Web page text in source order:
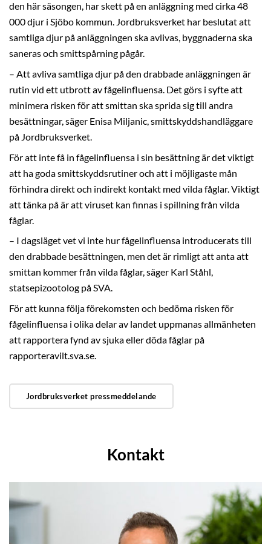
den här säsongen, har skett på en anläggning med cirka 48
000 djur i Sjöbo kommun. Jordbruksverket har beslutat att
samtliga djur på anläggningen ska avlivas, byggnaderna ska
saneras och smittspårning pågår.
– Att avliva samtliga djur på den drabbade anläggningen är
rutin vid ett utbrott av fågelinfluensa. Det görs i syfte att
minimera risken för att smittan ska sprida sig till andra
besättningar, säger Enisa Miljanic, smittskyddshandläggare
på Jordbruksverket.
För att inte få in fågelinfluensa i sin besättning är det viktigt
att ha goda smittskyddsrutiner och att i möjligaste mån
förhindra direkt och indirekt kontakt med vilda fåglar. Viktigt
att tänka på är att viruset kan finnas i spillning från vilda
fåglar.
– I dagsläget vet vi inte hur fågelinfluensa introducerats till
den drabbade besättningen, men det är rimligt att anta att
smittan kommer från vilda fåglar, säger Karl Ståhl,
statsepizootolog på SVA.
För att kunna följa förekomsten och bedöma risken för
fågelinfluensa i olika delar av landet uppmanas allmänheten
att rapportera fynd av sjuka eller döda fåglar på
rapporteravilt.sva.se.
Jordbruksverket pressmeddelande
Kontakt